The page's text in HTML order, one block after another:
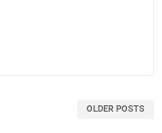
OLDER POSTS